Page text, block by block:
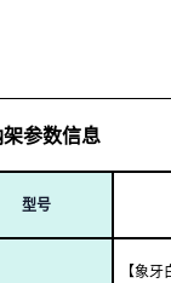
架参数信息
型号
【象